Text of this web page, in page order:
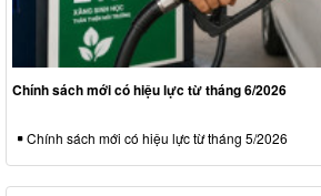
Chính sách mới có hiệu lực từ tháng 6/2026
Chính sách mới có hiệu lực từ tháng 5/2026